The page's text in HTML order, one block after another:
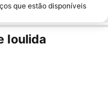
que estão disponíveis
Ioulida